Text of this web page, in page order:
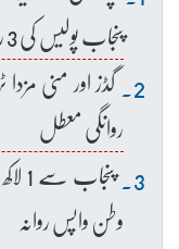
پنجاب پولیس کی 3 روزہ تقریبات کا آغاز
گڈز اور منی
روانگی معطل
وطن واپس روانہ